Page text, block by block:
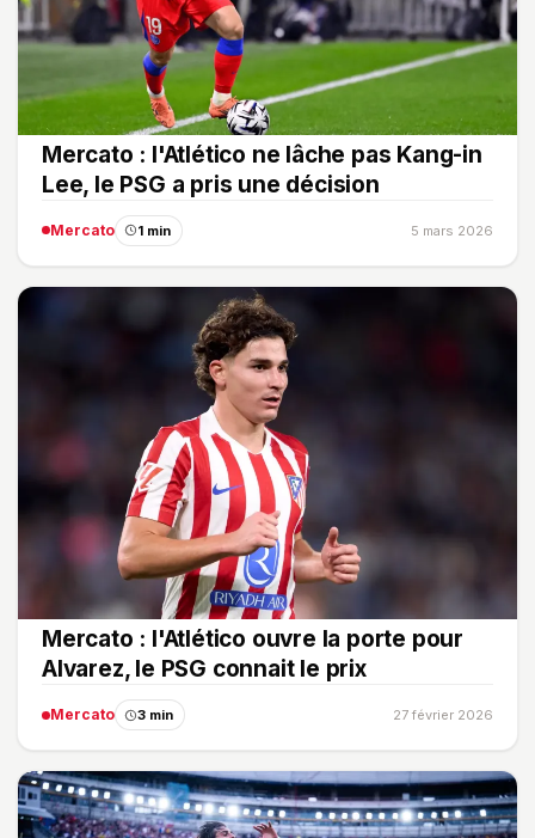
Mercato : l'Atlético ne lâche pas Kang-in
Lee, le PSG a pris une décision
Mercato 1 min 5 mars 2026
Mercato : l'Atlético ouvre la porte pour
Alvarez, le PSG connait le prix
Mercato 3 min 27 février 2026